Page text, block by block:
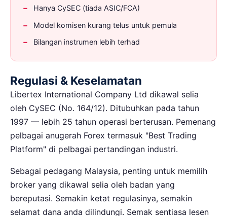
Hanya CySEC (tiada ASIC/FCA)
Model komisen kurang telus untuk pemula
Bilangan instrumen lebih terhad
Regulasi & Keselamatan
Libertex International Company Ltd dikawal selia
oleh CySEC (No. 164/12). Ditubuhkan pada tahun
1997 — lebih 25 tahun operasi berterusan. Pemenang
pelbagai anugerah Forex termasuk "Best Trading
Platform" di pelbagai pertandingan industri.
Sebagai pedagang Malaysia, penting untuk memilih
broker yang dikawal selia oleh badan yang
bereputasi. Semakin ketat regulasinya, semakin
selamat dana anda dilindungi. Semak sentiasa lesen